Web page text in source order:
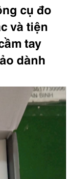
cụ đo
và tiện
tay
dành